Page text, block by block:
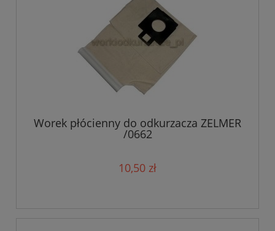
Worek płócienny do odkurzacza ZELMER
/0662
10,50 zł